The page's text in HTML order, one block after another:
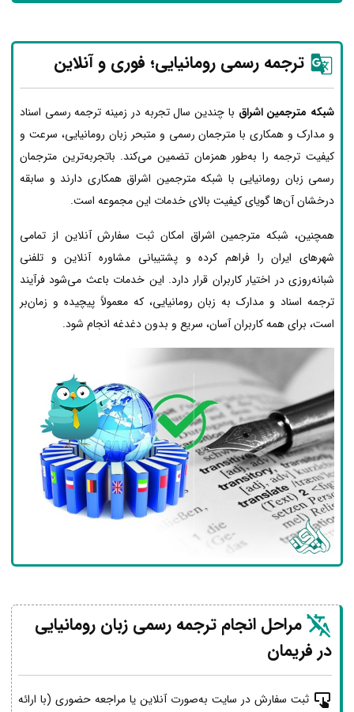
ترجمه رسمی رومانیایی؛ فوری و آنلاین
شبکه مترجمین اشراق با چندین سال تجربه در زمینه ترجمه رسمی اسناد
و مدارک و همکاری با مترجمان رسمی و متبحر زبان رومانیایی، سرعت و
کیفیت ترجمه را به‌طور همزمان تضمین می‌کند. باتجربه‌ترین مترجمان
رسمی زبان رومانیایی با شبکه مترجمین اشراق همکاری دارند و سابقه
درخشان آن‌ها گویای کیفیت بالای خدمات این مجموعه است.
همچنین، شبکه مترجمین اشراق امکان ثبت سفارش آنلاین از تمامی
شهرهای ایران را فراهم کرده و پشتیبانی مشاوره آنلاین و تلفنی
شبانه‌روزی در اختیار کاربران قرار دارد. این خدمات باعث می‌شود فرآیند
ترجمه اسناد و مدارک به زبان رومانیایی، که معمولاً پیچیده و زمان‌بر
است، برای همه کاربران آسان، سریع و بدون دغدغه انجام شود.
مراحل انجام ترجمه رسمی زبان رومانیایی
در فریمان
ثبت سفارش در سایت به‌صورت آنلاین یا مراجعه حضوری (با ارائه